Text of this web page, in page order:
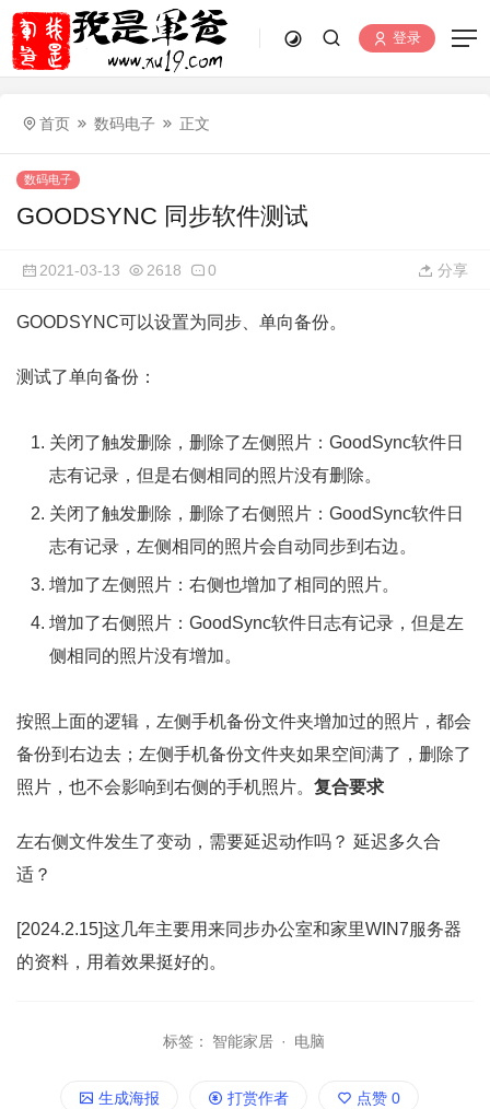
登录
首页 数码电子 正文
数码电子
GOODSYNC 同步软件测试
2021-03-13 2618 0 分享
GOODSYNC可以设置为同步、单向备份。
测试了单向备份：
关闭了触发删除，删除了左侧照片：GoodSync软件日
志有记录，但是右侧相同的照片没有删除。
关闭了触发删除，删除了右侧照片：GoodSync软件日
志有记录，左侧相同的照片会自动同步到右边。
增加了左侧照片：右侧也增加了相同的照片。
增加了右侧照片：GoodSync软件日志有记录，但是左
侧相同的照片没有增加。
按照上面的逻辑，左侧手机备份文件夹增加过的照片，都会
备份到右边去；左侧手机备份文件夹如果空间满了，删除了
照片，也不会影响到右侧的手机照片。 复合要求
左右侧文件发生了变动，需要延迟动作吗？ 延迟多久合
适？
[2024.2.15]这几年主要用来同步办公室和家里WIN7服务器
的资料，用着效果挺好的。
标签： 智能家居 · 电脑
生成海报 打赏作者 点赞 0